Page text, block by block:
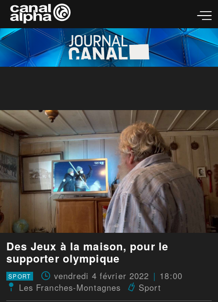
Des Jeux à la maison, pour le
supporter olympique
SPORT vendredi 4 février 2022
18:00
Les Franches-Montagnes
Sport